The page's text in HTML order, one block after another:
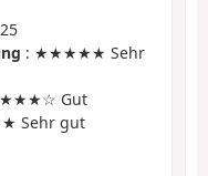
: ★★★★★ Sehr
Gut
Sehr gut